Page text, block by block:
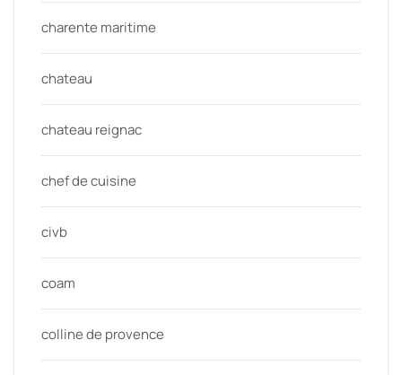
charente maritime
chateau
chateau reignac
chef de cuisine
civb
coam
colline de provence